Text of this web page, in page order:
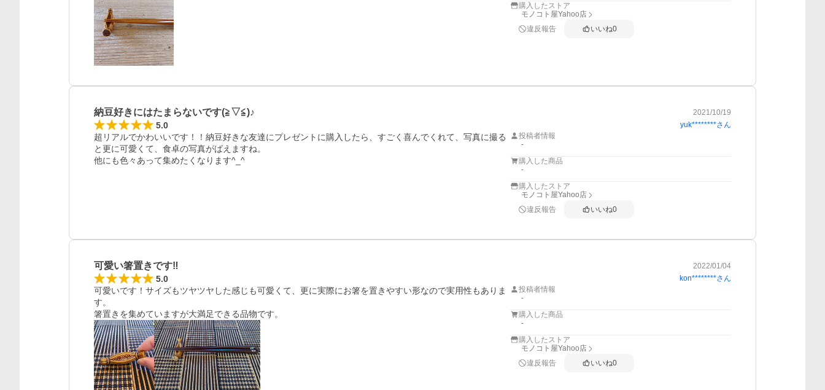
購入したストア
モノコト屋Yahoo店
違反報告
いいね0
納豆好きにはたまらないです(≧▽≦)♪ 2021/10/19
5.0 yuk********さん
超リアルでかわいいです！！納豆好きな友達にプレゼントに購入したら、すごく喜んでくれて、写真に撮る
と更に可愛くて、食卓の写真がばえますね。
他にも色々あって集めたくなります^_^
投稿者情報
-
購入した商品
-
購入したストア
モノコト屋Yahoo店
違反報告
いいね0
可愛い箸置きです‼︎ 2022/01/04
5.0 kon********さん
可愛いです！サイズもツヤツヤした感じも可愛くて、更に実際にお箸を置きやすい形なので実用性もありま
す。
箸置きを集めていますが大満足できる品物です。
投稿者情報
-
購入した商品
-
購入したストア
モノコト屋Yahoo店
違反報告
いいね0